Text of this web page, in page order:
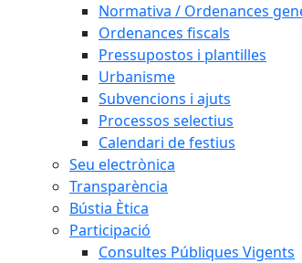
Normativa / Ordenances
Ordenances fiscals
Pressupostos i plantilles
Urbanisme
Subvencions i ajuts
Processos selectius
Calendari de festius
Seu electrònica
Transparència
Bústia Ètica
Participació
Consultes Públiques Vigents